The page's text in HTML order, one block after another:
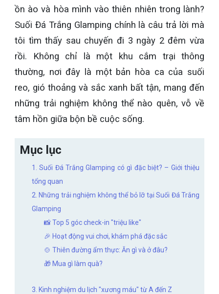
ồn ào và hòa mình vào thiên nhiên trong lành?
Suối Đá Trắng Glamping chính là câu trả lời mà
tôi tìm thấy sau chuyến đi 3 ngày 2 đêm vừa
rồi. Không chỉ là một khu cắm trại thông
thường, nơi đây là một bản hòa ca của suối
reo, gió thoảng và sắc xanh bất tận, mang đến
những trải nghiệm không thể nào quên, vỗ về
tâm hồn giữa bộn bề cuộc sống.
Mục lục
1. Suối Đá Trắng Glamping có gì đặc biệt? – Giới thiệu
tổng quan
2. Những trải nghiệm không thể bỏ lỡ tại Suối Đá Trắng
Glamping
📸 Top 5 góc check-in "triệu like"
🎉 Hoạt động vui chơi, khám phá đặc sắc
🍲 Thiên đường ẩm thực: Ăn gì và ở đâu?
🎁 Mua gì làm quà?
3. Kinh nghiệm du lịch "xương máu" từ A đến Z